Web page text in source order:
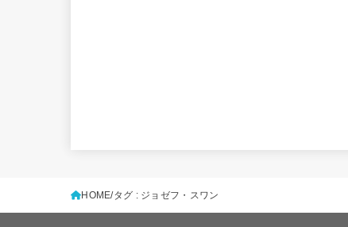
HOME タグ : ジョゼフ・スワン